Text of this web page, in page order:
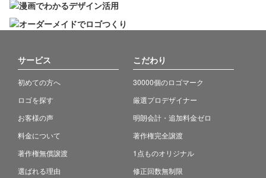
サービス
初めての方へ
ロゴを探す
お客様の声
料金について
著作権無償譲渡
選ばれる理由
こだわり
30000個のロゴマーク
厳選プロデザイナー
明朗会計・追加料金ゼロ
著作権完全譲渡
1点ものオリジナル
修正回数無制限